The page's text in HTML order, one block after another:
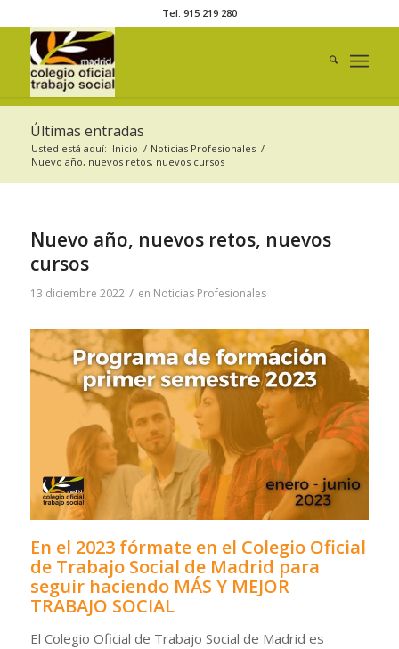
Tel. 915 219 280
Últimas entradas
Usted está aquí: Inicio / Noticias Profesionales /
Nuevo año, nuevos retos, nuevos cursos
Nuevo año, nuevos retos, nuevos
cursos
13 diciembre 2022 / en Noticias Profesionales
En el 2023 fórmate en el Colegio Oficial
de Trabajo Social de Madrid para
seguir haciendo MÁS Y MEJOR
TRABAJO SOCIAL
El Colegio Oficial de Trabajo Social de Madrid es